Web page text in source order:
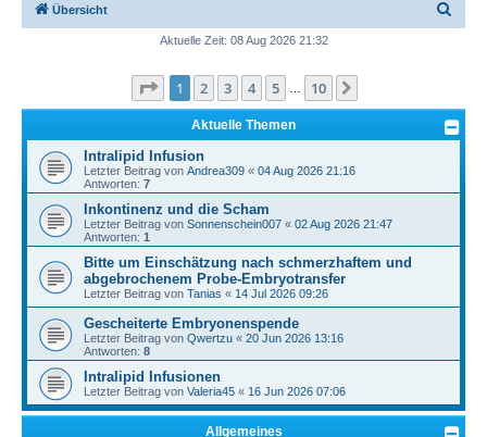
Übersicht
e
Aktuelle Zeit: 08 Aug 2026 21:32
Seite 1von 10
1 2 3 4 5 10
Aktuelle Themen
Intralipid Infusion
Letzter Beitrag von Andrea309 « 04 Aug 2026 21:16
Antworten: 7
Inkontinenz und die Scham
Letzter Beitrag von Sonnenschein007 « 02 Aug 2026 21:47
Antworten: 1
Bitte um Einschätzung nach schmerzhaftem und
abgebrochenem Probe-Embryotransfer
Letzter Beitrag von Tanias « 14 Jul 2026 09:26
Gescheiterte Embryonenspende
Letzter Beitrag von Qwertzu « 20 Jun 2026 13:16
Antworten: 8
Intralipid Infusionen
Letzter Beitrag von Valeria45 « 16 Jun 2026 07:06
Allgemeines